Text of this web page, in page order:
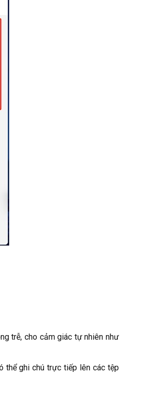
trễ, cho cảm giác tự nhiên như
thể ghi chú trực tiếp lên các tệp